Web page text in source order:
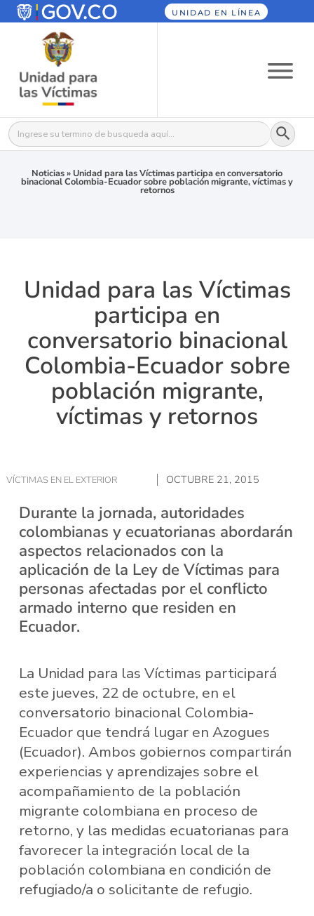
UNIDAD EN LÍNEA
Buscar: Botón
Noticias» Unidad para las Víctimas participa en conversatorio
binacional Colombia-Ecuador sobre población migrante, víctimas y
retornos
Unidad para las Víctimas
participa en
conversatorio binacional
Colombia-Ecuador sobre
población migrante,
víctimas y retornos
VÍCTIMAS EN EL EXTERIOR OCTUBRE 21, 2015
Durante la jornada, autoridades
colombianas y ecuatorianas abordarán
aspectos relacionados con la
aplicación de la Ley de Víctimas para
personas afectadas por el conflicto
armado interno que residen en
Ecuador.
La Unidad para las Víctimas participará
este jueves, 22 de octubre, en el
conversatorio binacional Colombia-
Ecuador que tendrá lugar en Azogues
(Ecuador). Ambos gobiernos compartirán
experiencias y aprendizajes sobre el
acompañamiento de la población
migrante colombiana en proceso de
retorno, y las medidas ecuatorianas para
favorecer la integración local de la
población colombiana en condición de
refugiado/a o solicitante de refugio.